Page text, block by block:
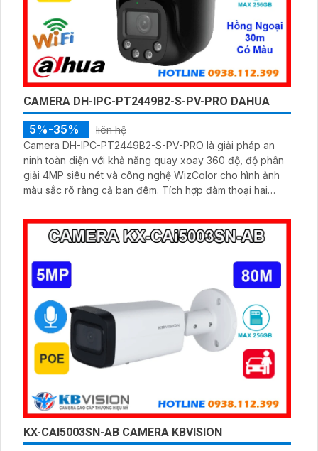
CAMERA DH-IPC-PT2449B2-S-PV-PRO DAHUA
5%-35%
liên hệ
Camera DH-IPC-PT2449B2-S-PV-PRO là giải pháp an
ninh toàn diện với khả năng quay xoay 360 độ, độ phân
giải 4MP siêu nét và công nghệ WizColor cho hình ảnh
màu sắc rõ ràng cả ban đêm. Tích hợp đàm thoại hai
báo chính xác, hỗ trợ thẻ nhớ lên đến 256GB.
KX-CAI5003SN-AB CAMERA KBVISION